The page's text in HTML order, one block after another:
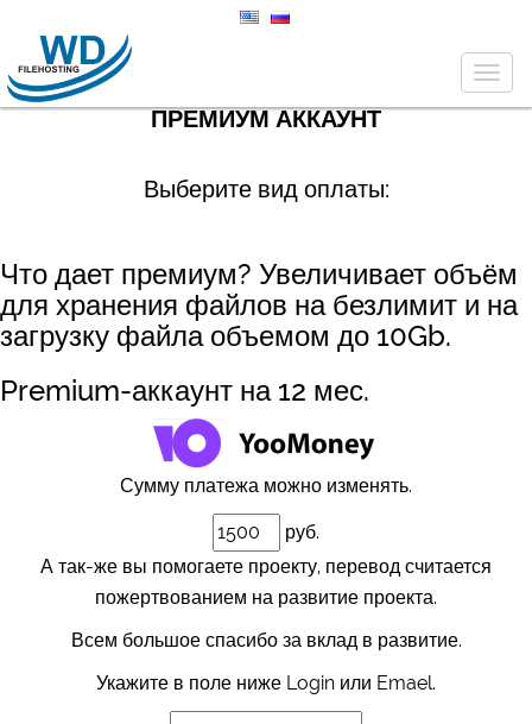
ПРЕМИУМ АККАУНТ
Выберите вид оплаты:
Что дает премиум? Увеличивает объём
для хранения файлов на безлимит и на
загрузку файла объемом до 10Gb.
Premium-аккаунт на 12 мес.
Сумму платежа можно изменять.
руб.
А так-же вы помогаете проекту, перевод считается
пожертвованием на развитие проекта.
Всем большое спасибо за вклад в развитие.
Укажите в поле ниже Login или Emael.